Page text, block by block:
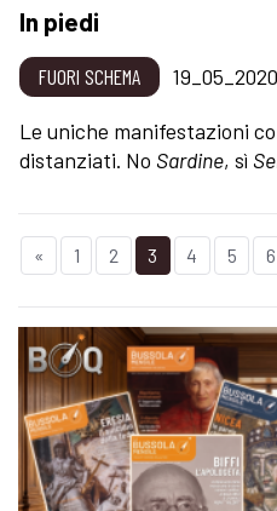
In piedi
FUORI SCHEMA 19_05_2020
Le uniche manifestazioni
distanziati. No Sardine, sì
« 1 2 3 4 5 6